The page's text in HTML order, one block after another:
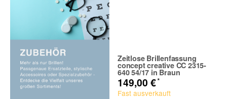
Zeitlose Brillenfassung
concept creative CC 2315-
640 54/17 in Braun
149,00 €*
Fast ausverkauft